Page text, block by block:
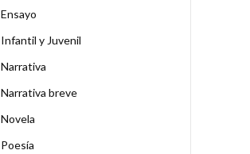
Ensayo
Infantil y Juvenil
Narrativa
Narrativa breve
Novela
Poesía